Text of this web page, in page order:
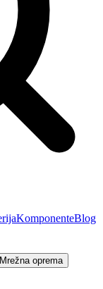
KomponenteBlog
Mrežna oprema